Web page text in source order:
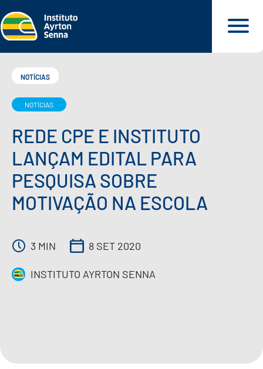
QUEM SOMOS
O QUE DEFENDEMOS
NOSSOS MATERIAIS
QUERO APOIAR
NOTÍCIAS
NOTÍCIAS
REDE CPE E INSTITUTO
LANÇAM EDITAL PARA
PESQUISA SOBRE
MOTIVAÇÃO NA ESCOLA
3 MIN 8 SET 2020
INSTITUTO AYRTON SENNA